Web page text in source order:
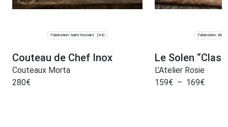
Fabrication: Saint-Nazaire (44)
Couteau de Chef Inox
Couteaux Morta
280€
Fabrication:
Le Solen
L’Atelier Rosie
159€ – 169€